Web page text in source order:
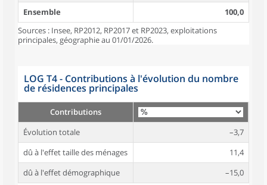
Ensemble
100,0
Sources : Insee, RP2012, RP2017 et RP2023, exploitations
principales, géographie au 01/01/2026.
LOG T4 - Contributions à l'évolution du nombre
de résidences principales
Contributions
Évolution totale
–3,7
dû à l'effet taille des ménages
11,4
dû à l'effet démographique
–15,0